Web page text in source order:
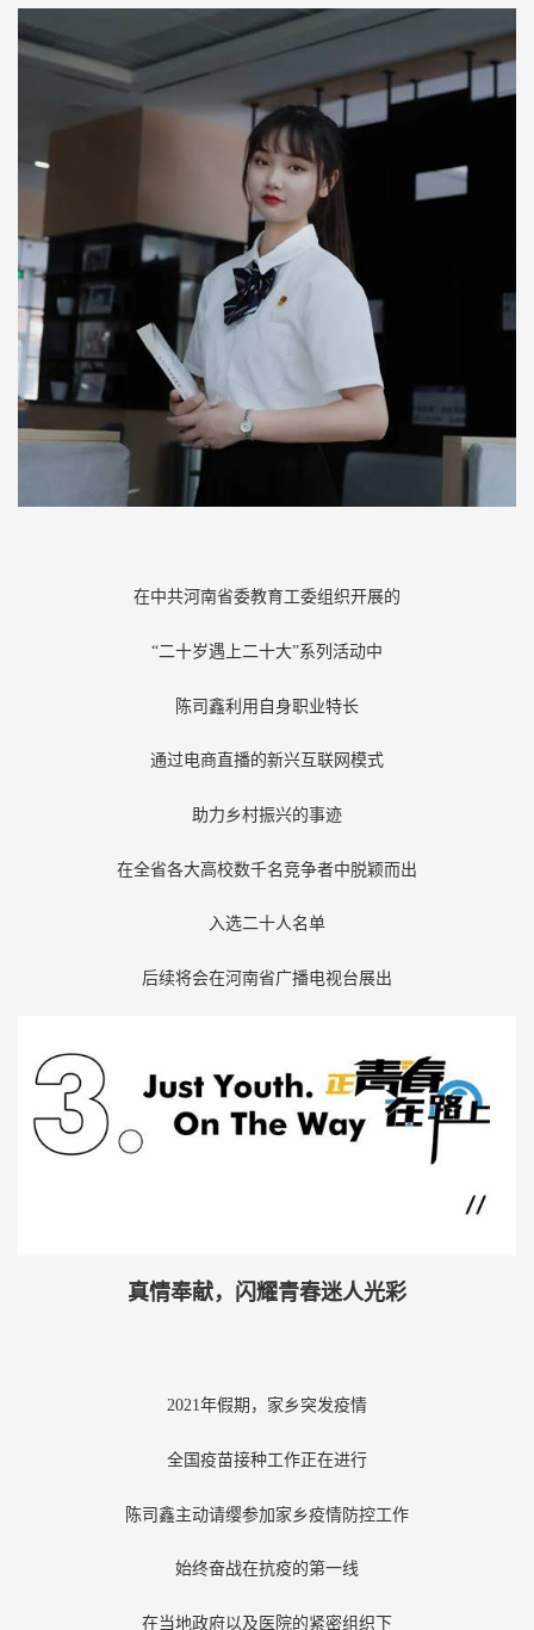
在中共河南省委教育工委组织开展的
“二十岁遇上二十大”系列活动中
陈司鑫利用自身职业特长
通过电商直播的新兴互联网模式
助力乡村振兴的事迹
在全省各大高校数千名竞争者中脱颖而出
入选二十人名单
后续将会在河南省广播电视台展出
真情奉献，闪耀青春迷人光彩
2021年假期，家乡突发疫情
全国疫苗接种工作正在进行
陈司鑫主动请缨参加家乡疫情防控工作
始终奋战在抗疫的第一线
在当地政府以及医院的紧密组织下